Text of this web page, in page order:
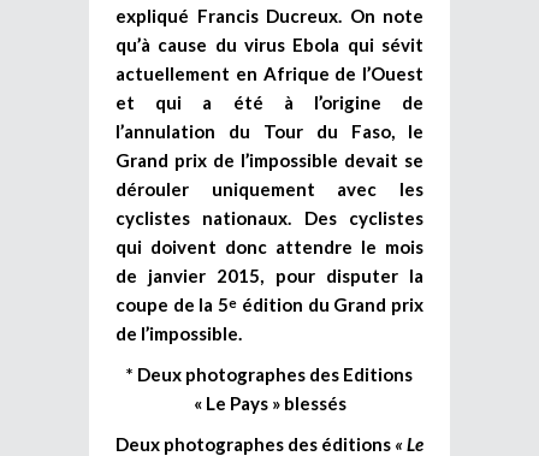
expliqué Francis Ducreux. On note
qu’à cause du virus Ebola qui sévit
actuellement en Afrique de l’Ouest
et qui a été à l’origine de
l’annulation du Tour du Faso, le
Grand prix de l’impossible devait se
dérouler uniquement avec les
cyclistes nationaux. Des cyclistes
qui doivent donc attendre le mois
de janvier 2015, pour disputer la
coupe de la 5e édition du Grand prix
de l’impossible.
* Deux photographes des Editions
« Le Pays » blessés
Deux photographes des éditions « Le